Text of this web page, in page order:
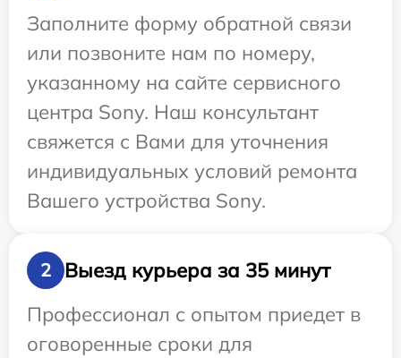
Заполните форму обратной связи
или позвоните нам по номеру,
указанному на сайте сервисного
центра Sony. Наш консультант
свяжется с Вами для уточнения
индивидуальных условий ремонта
Вашего устройства Sony.
2
Выезд курьера за 35 минут
Профессионал с опытом приедет в
оговоренные сроки для